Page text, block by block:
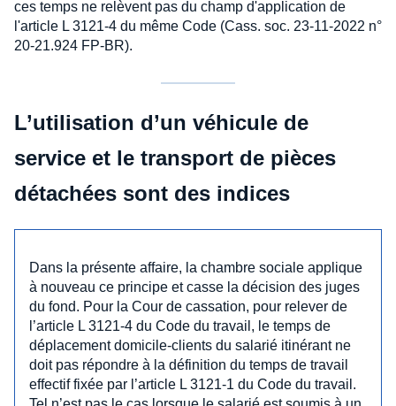
ces temps ne relèvent pas du champ d'application de
l'article L 3121-4 du même Code (Cass. soc. 23-11-2022 n°
20-21.924 FP-BR).
L’utilisation d’un véhicule de
service et le transport de pièces
détachées sont des indices
Dans la présente affaire, la chambre sociale applique
à nouveau ce principe et casse la décision des juges
du fond. Pour la Cour de cassation, pour relever de
l’article L 3121-4 du Code du travail, le temps de
déplacement domicile-clients du salarié itinérant ne
doit pas répondre à la définition du temps de travail
effectif fixée par l’article L 3121-1 du Code du travail.